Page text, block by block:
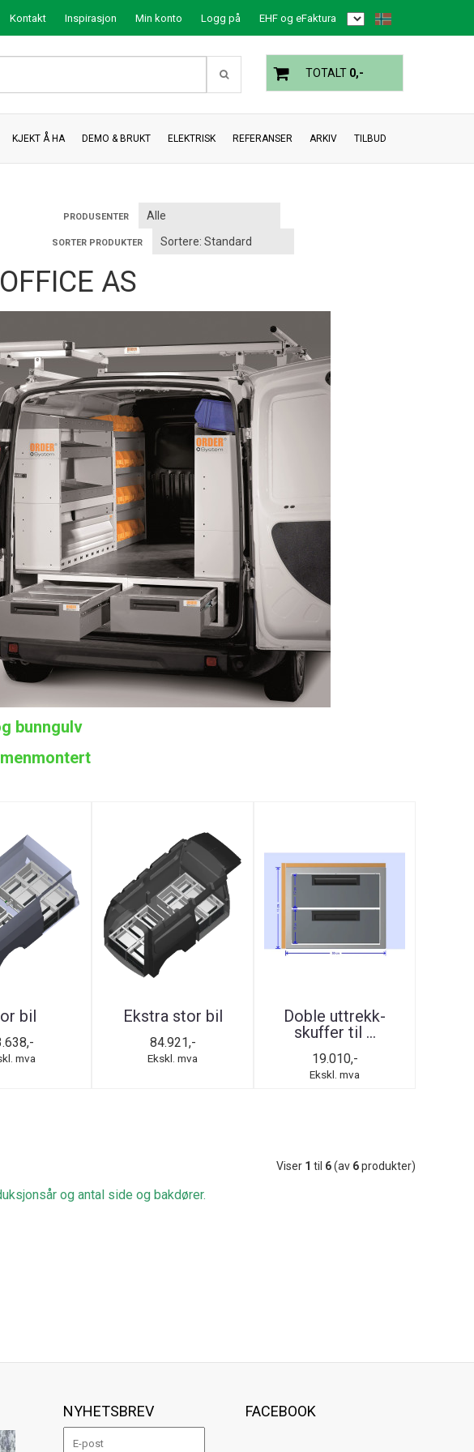
Kontakt Inspirasjon Min konto Logg på EHF og eFaktura
TOTALT 0,-
KJEKT Å HA DEMO & BRUKT ELEKTRISK REFERANSER ARKIV TILBUD
PRODUSENTER
SORTER PRODUKTER
AS
bunngulv
bil
mva
Ekstra stor bil
84.921,-
Ekskl. mva
Doble uttrekk-
skuffer til ...
19.010,-
Ekskl. mva
Viser 1 til 6(av 6produkter)
og antal side og bakdører.
NYHETSBREV FACEBOOK